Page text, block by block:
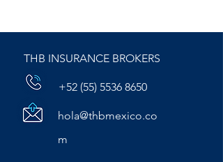
THB INSURANCE BROKERS
+52 (55) 5536 8650
hola@thbmexico.co
m